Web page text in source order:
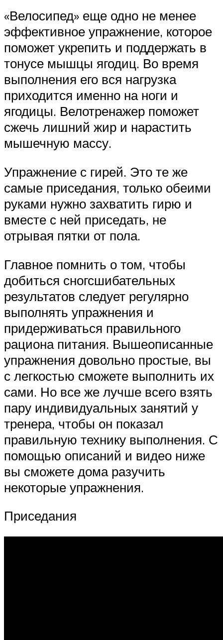
«Велосипед» еще одно не менее
эффективное упражнение, которое
поможет укрепить и поддержать в
тонусе мышцы ягодиц. Во время
выполнения его вся нагрузка
приходится именно на ноги и
ягодицы. Велотренажер поможет
сжечь лишний жир и нарастить
мышечную массу.
Упражнение с гирей. Это те же
самые приседания, только обеими
руками нужно захватить гирю и
вместе с ней приседать, не
отрывая пятки от пола.
Главное помнить о том, чтобы
добиться сногсшибательных
результатов следует регулярно
выполнять упражнения и
придерживаться правильного
рациона питания. Вышеописанные
упражнения довольно простые, вы
с легкостью сможете выполнить их
сами. Но все же лучше всего взять
пару индивидуальных занятий у
тренера, чтобы он показал
правильную технику выполнения. С
помощью описаний и видео ниже
вы сможете дома разучить
некоторые упражнения.
Приседания